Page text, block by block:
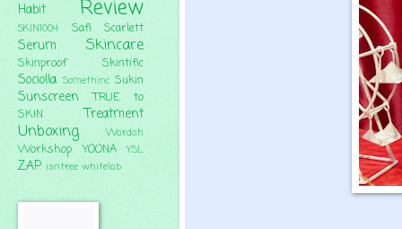
Habit
Review
SKIN1004 Safi Scarlett
Serum Skincare
Skinproof Skintific
Sociolla Somethinc Sukin
Sunscreen
TRUE to
SKIN
Treatment
Unboxing Wardah
Workshop YOONA YSL
ZAP isntree whitelab